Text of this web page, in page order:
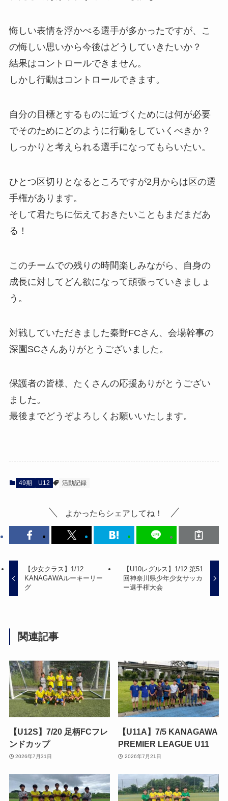
悔しい表情を浮かべる選手が多かったですが、こ
の悔しい思いから今後はどうしていきたいか？
結果はコントロールできません。
しかし行動はコントロールできます。
自分の目標とするものに近づくためには何が必要
でそのためにどのように行動をしていくべきか？
しっかりと考えられる選手になってもらいたい。
ひとつ区切りとなるところですが2月からは区の選
手権があります。
そして君たちに伝えておきたいこともまだまだあ
る！
このチームでの残りの時間楽しみながら、自身の
成長に対してどん欲になって頑張っていきましょ
う。
対戦していただきました秦野FCさん、会場幹事の
深園SCさんありがとうございました。
保護者の皆様、たくさんの応援ありがとうござい
ました。
最後までどうぞよろしくお願いいたします。
49期 U12 活動記録
よかったらシェアしてね！
【少女クラス】1/12
KANAGAWAルーキーリー
グ
【U10レグルス】1/12 第51
回神奈川県少年少女サッカ
ー選手権大会
関連記事
【U12S】7/20 足柄FCフレ
ンドカップ
2026年7月31日
【U11A】7/5 KANAGAWA
PREMIER LEAGUE U11
2026年7月21日